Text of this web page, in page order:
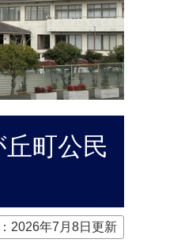
町公民
2026年7月8日更新